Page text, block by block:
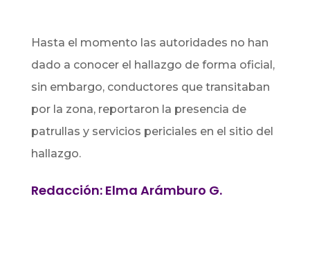
Hasta el momento las autoridades no han
dado a conocer el hallazgo de forma oficial,
sin embargo, conductores que transitaban
por la zona, reportaron la presencia de
patrullas y servicios periciales en el sitio del
hallazgo.
Redacción: Elma Arámburo G.